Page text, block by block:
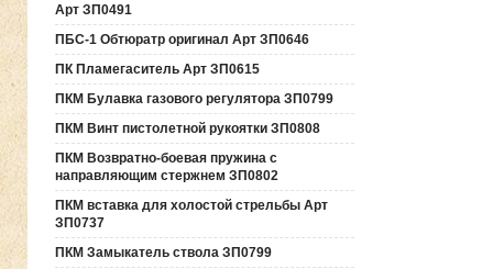
Арт ЗП0491
ПБС-1 Обтюратр оригинал Арт ЗП0646
ПК Пламегаситель Арт ЗП0615
ПКМ Булавка газового регулятора ЗП0799
ПКМ Винт пистолетной рукоятки ЗП0808
ПКМ Возвратно-боевая пружина с
направляющим стержнем ЗП0802
ПКМ вставка для холостой стрельбы Арт
ЗП0737
ПКМ Замыкатель ствола ЗП0799